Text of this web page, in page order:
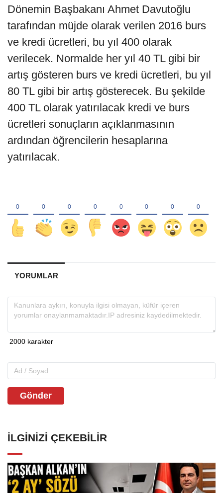
Dönemin Başbakanı Ahmet Davutoğlu
tarafından müjde olarak verilen 2016 burs
ve kredi ücretleri, bu yıl 400 olarak
verilecek. Normalde her yıl 40 TL gibi bir
artış gösteren burs ve kredi ücretleri, bu yıl
80 TL gibi bir artış gösterecek. Bu şekilde
400 TL olarak yatırılacak kredi ve burs
ücretleri sonuçların açıklanmasının
ardından öğrencilerin hesaplarına
yatırılacak.
YORUMLAR
Gönder
İLGINIZI ÇEKEBILIR